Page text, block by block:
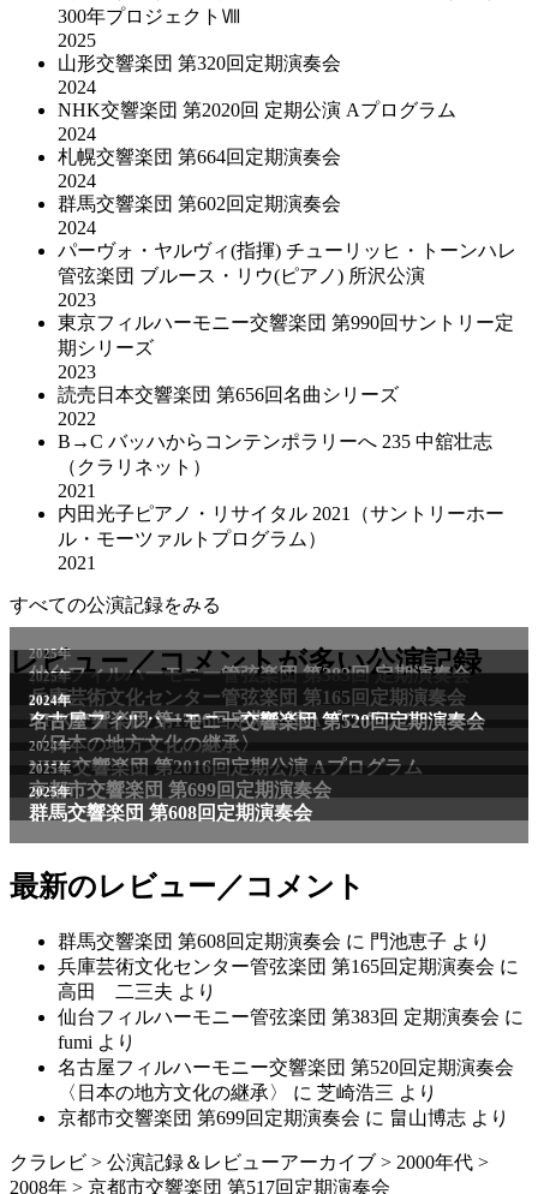
300年プロジェクトⅧ
2025
山形交響楽団 第320回定期演奏会
2024
NHK交響楽団 第2020回 定期公演 Aプログラム
2024
札幌交響楽団 第664回定期演奏会
2024
群馬交響楽団 第602回定期演奏会
2024
パーヴォ・ヤルヴィ(指揮) チューリッヒ・トーンハレ
管弦楽団 ブルース・リウ(ピアノ) 所沢公演
2023
東京フィルハーモニー交響楽団 第990回サントリー定
期シリーズ
2023
読売日本交響楽団 第656回名曲シリーズ
2022
B→C バッハからコンテンポラリーへ 235 中舘壮志
（クラリネット）
2021
内田光子ピアノ・リサイタル 2021（サントリーホー
ル・モーツァルトプログラム）
2021
すべての公演記録をみる
レビュー／コメントが多い公演記録
2025年
仙台フィルハーモニー管弦楽団 第383回 定期演奏会
2025年
兵庫芸術文化センター管弦楽団 第165回定期演奏会
2011年
NHK交響楽団 第1706回定期公演Aプログラム
2024年
名古屋フィルハーモニー交響楽団 第520回定期演奏会
〈日本の地方文化の継承〉
2024年
NHK交響楽団 第2016回定期公演 Aプログラム
2025年
京都市交響楽団 第699回定期演奏会
2025年
群馬交響楽団 第608回定期演奏会
最新のレビュー／コメント
群馬交響楽団 第608回定期演奏会 に 門池恵子 より
兵庫芸術文化センター管弦楽団 第165回定期演奏会 に
高田 二三夫 より
仙台フィルハーモニー管弦楽団 第383回 定期演奏会 に
fumi より
名古屋フィルハーモニー交響楽団 第520回定期演奏会
〈日本の地方文化の継承〉
に 芝崎浩三 より
京都市交響楽団 第699回定期演奏会 に 畠山博志 より
クラレビ > 公演記録＆レビューアーカイブ > 2000年代 >
2008年 > 京都市交響楽団 第517回定期演奏会